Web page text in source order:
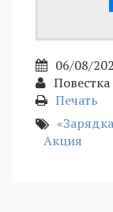
06/08/
Печать
Акция